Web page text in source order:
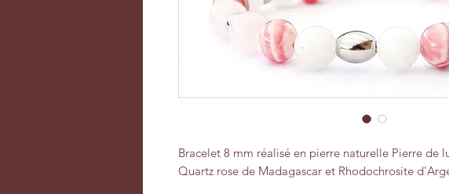
Bracelet 8 mm réalisé en pierre naturelle Pierre de
Quartz rose de Madagascar et Rhodochrosite